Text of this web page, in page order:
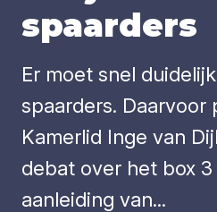
spaar­ders
Er moet snel
spaarders. Daarvoor
Kamerlid Inge van
debat over het box
aanleiding van...